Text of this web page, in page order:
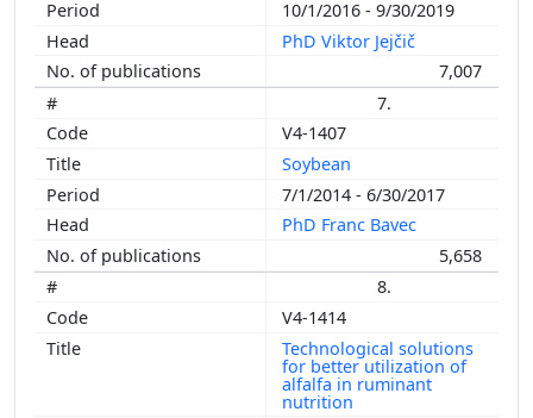
10/1/2016 - 9/30/2019
PhD Viktor Jejčič
7,007
7.
V4-1407
Soybean
7/1/2014 - 6/30/2017
PhD Franc Bavec
5,658
8.
V4-1414
Technological solutions
for better utilization of
alfalfa in ruminant
nutrition